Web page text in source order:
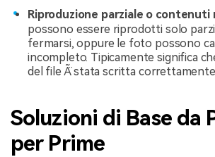
Riproduzione parziale o contenuti
possono essere riprodotti solo
fermarsi, oppure le foto possono
incompleto. Tipicamente significa
del file Ã¨ stata scritta
Soluzioni di Base da
per Prime